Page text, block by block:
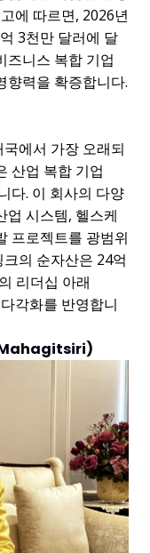
에 따르면, 2026년
3천만 달러에 달
즈니스 복합 기업
향력을 확증합니다.
에서 가장 오래되
산업 복합 기업
다. 이 회사의 다양
업 시스템, 헬스케
프로젝트를 광범위
의 순자산은 24억
리더십 아래
각화를 반영합니
Mahagitsiri)